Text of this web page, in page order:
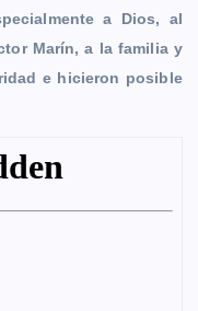
a Dios, al
Marín, a la familia y
e hicieron posible